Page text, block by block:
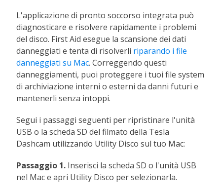
L'applicazione di pronto soccorso integrata può
diagnosticare e risolvere rapidamente i problemi
del disco. First Aid esegue la scansione dei dati
danneggiati e tenta di risolverli riparando i file
danneggiati su Mac. Correggendo questi
danneggiamenti, puoi proteggere i tuoi file system
di archiviazione interni o esterni da danni futuri e
mantenerli senza intoppi.
Segui i passaggi seguenti per ripristinare l'unità
USB o la scheda SD del filmato della Tesla
Dashcam utilizzando Utility Disco sul tuo Mac:
Passaggio 1. Inserisci la scheda SD o l'unità USB
nel Mac e apri Utility Disco per selezionarla.